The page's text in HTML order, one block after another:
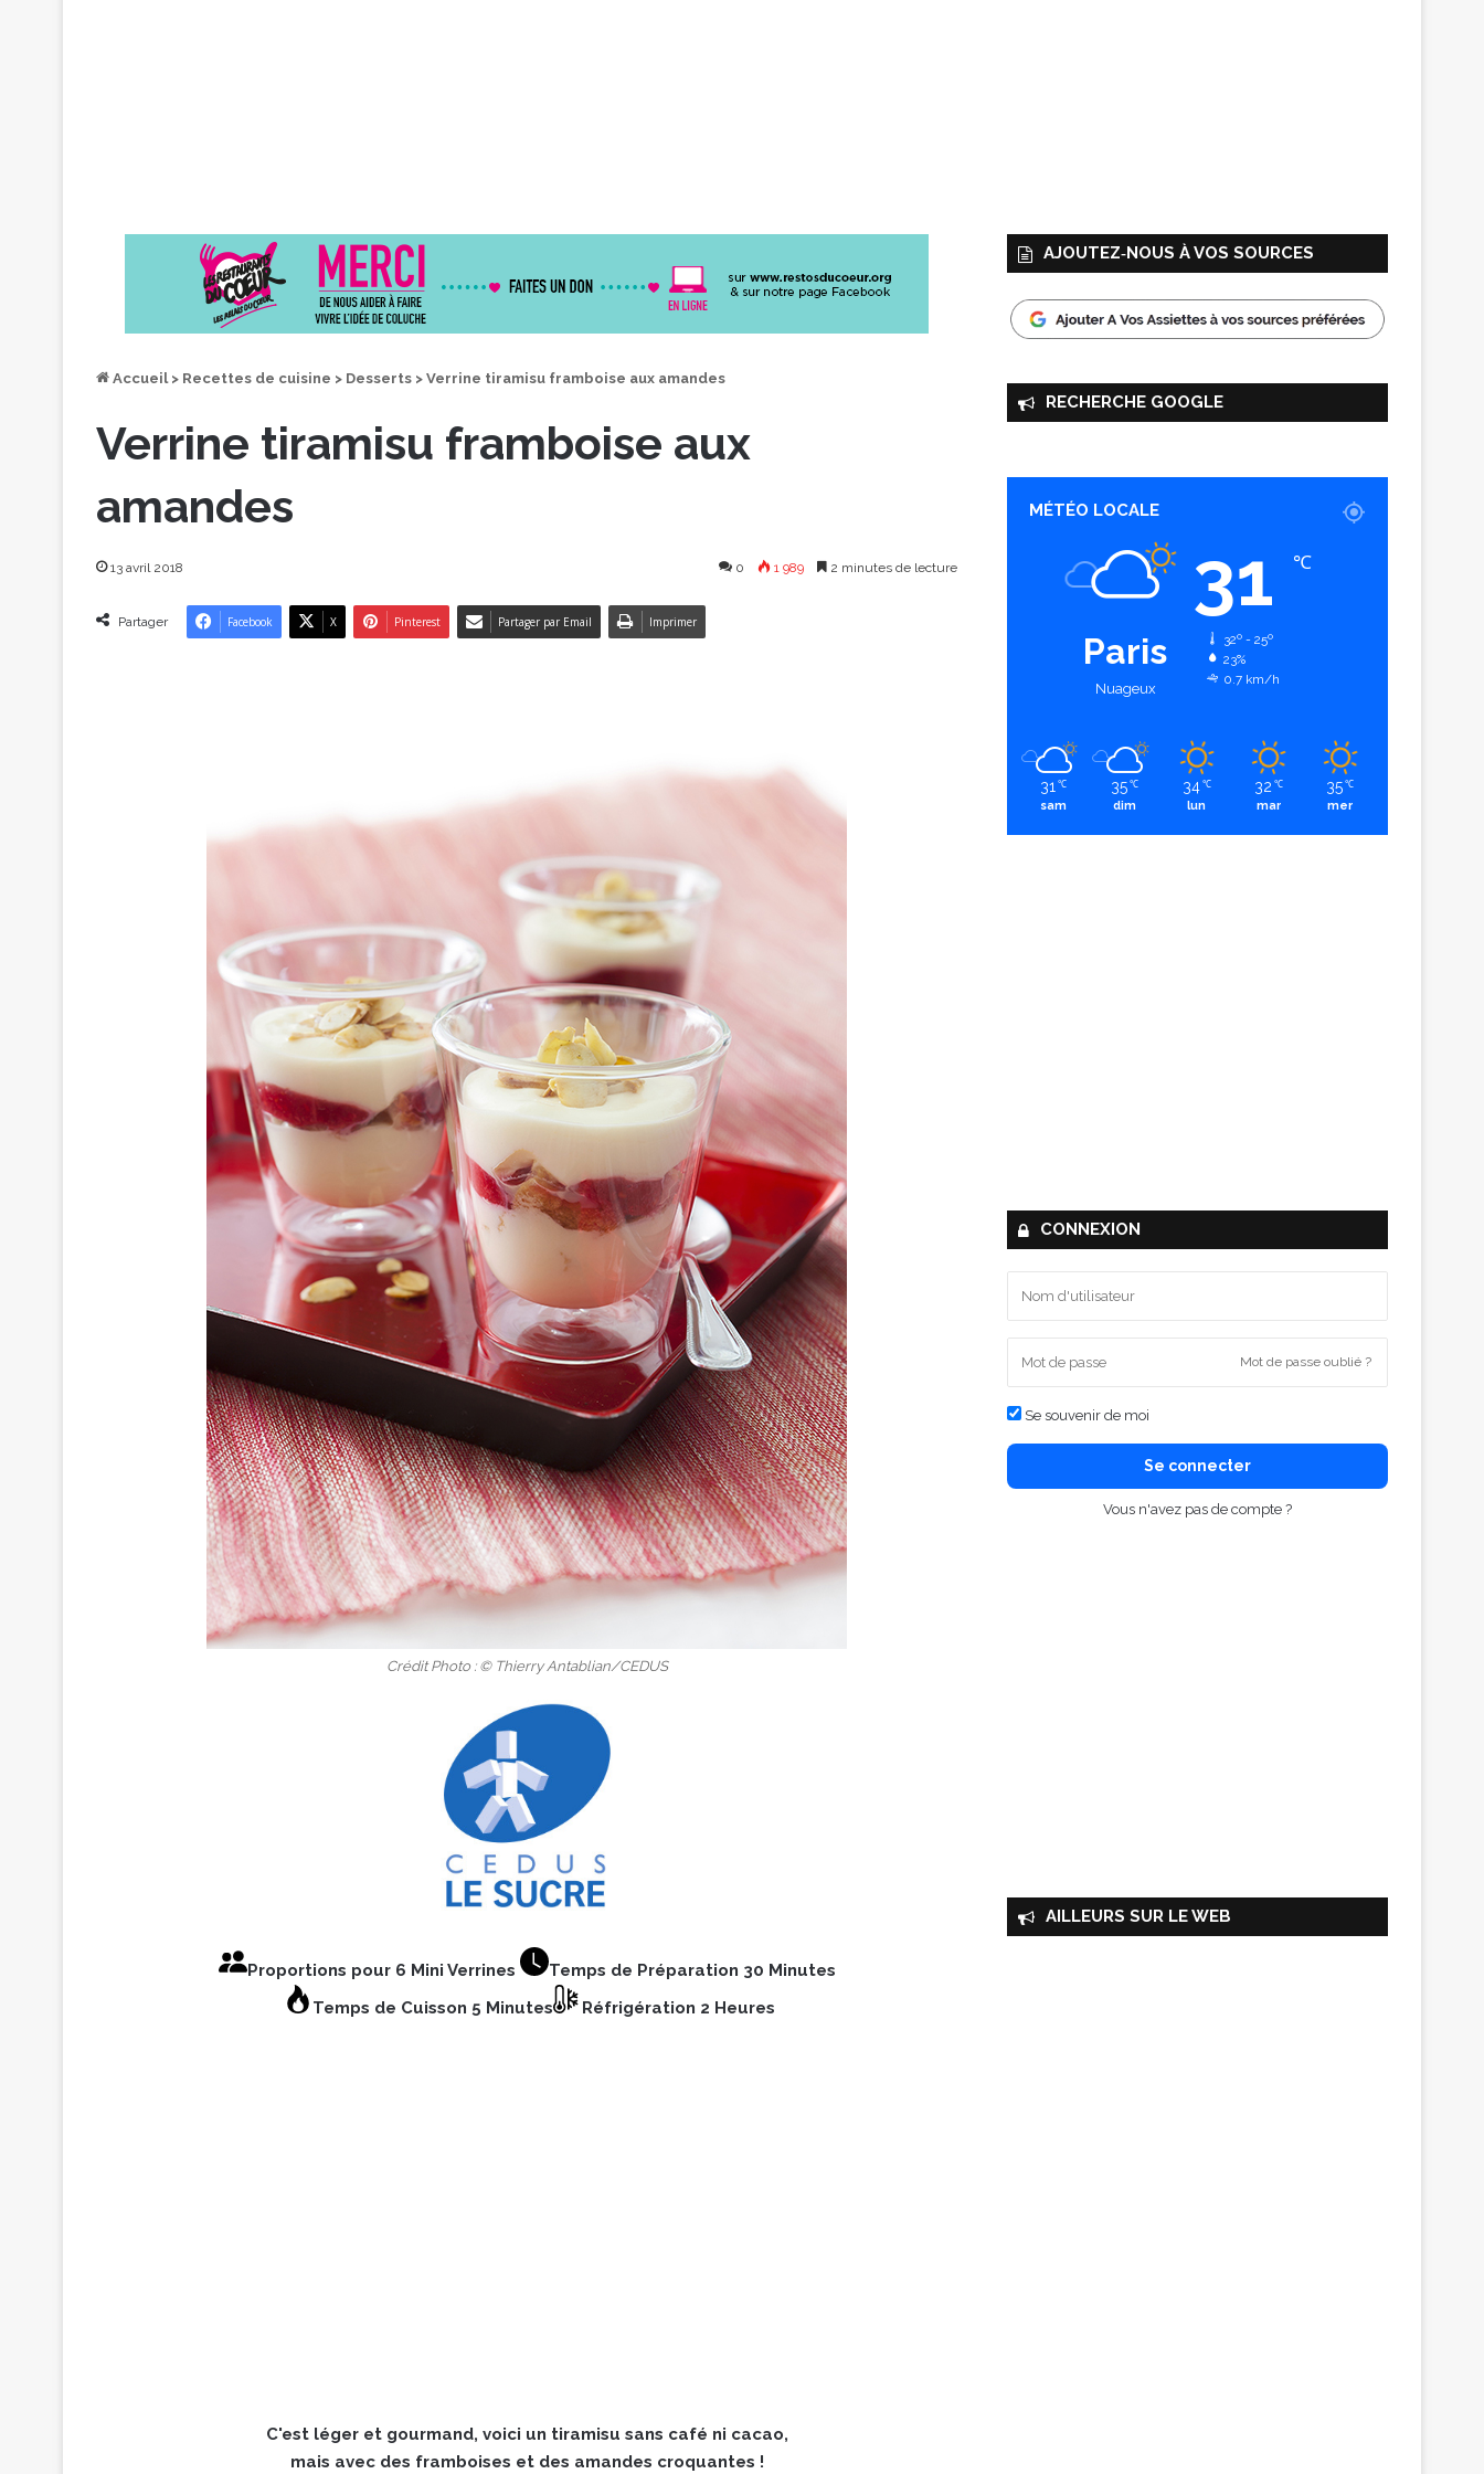
Accueil > Recettes de cuisine > Desserts > Verrine tiramisu framboise aux amandes
Verrine tiramisu framboise aux
amandes
13 avril 2018 0 1 989 2 minutes de lecture
Partager Facebook X Pinterest Partager par Email Imprimer
Crédit Photo : © Thierry Antablian/CEDUS
Proportions pour 6 Mini Verrines
Temps de Préparation 30 Minutes
Temps de Cuisson 5 Minutes
Réfrigération 2 Heures
C'est léger et gourmand, voici un tiramisu sans café ni cacao,
mais avec des framboises et des amandes croquantes !
AJOUTEZ‑NOUS À VOS SOURCES
RECHERCHE GOOGLE
MÉTÉO LOCALE
Paris
Nuageux
31 ℃
32º - 25º
23%
0.7 km/h
31 ℃
sam
35 ℃
dim
34 ℃
lun
32 ℃
mar
35 ℃
mer
CONNEXION
Mot de passe oublié ?
Se souvenir de moi
Se connecter
Vous n'avez pas de compte ?
AILLEURS SUR LE WEB